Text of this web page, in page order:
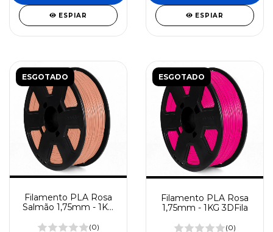
ESPIAR ESPIAR
ESGOTADO
Filamento PLA Rosa
Salmão 1,75mm - 1KG
(0)
ESGOTADO
Filamento PLA Rosa
1,75mm - 1KG 3DFila
(0)